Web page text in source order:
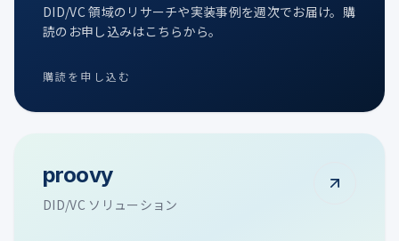
DID/VC 領域のリサーチや実装事例を週次でお届け。購
読のお申し込みはこちらから。
購読を申し込む
proovy
DID/VC ソリューション